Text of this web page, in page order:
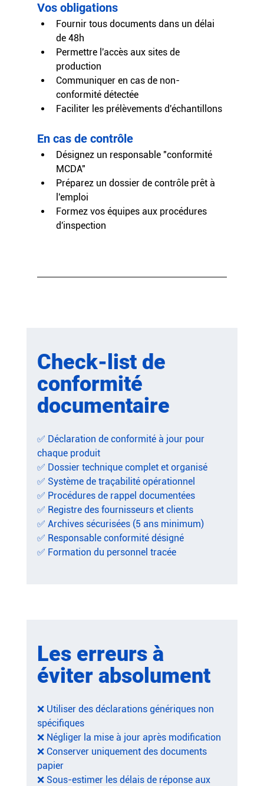
Vos obligations
Fournir tous documents dans un délai
de 48h
Permettre l'accès aux sites de
production
Communiquer en cas de non-
conformité détectée
Faciliter les prélèvements d'échantillons
En cas de contrôle
Désignez un responsable "conformité
MCDA"
Préparez un dossier de contrôle prêt à
l'emploi
Formez vos équipes aux procédures
d'inspection
Check-list de
conformité
documentaire
✅ Déclaration de conformité à jour pour
chaque produit
✅ Dossier technique complet et organisé
✅ Système de traçabilité opérationnel
✅ Procédures de rappel documentées
✅ Registre des fournisseurs et clients
✅ Archives sécurisées (5 ans minimum)
✅ Responsable conformité désigné
✅ Formation du personnel tracée
Les erreurs à
éviter absolument
❌ Utiliser des déclarations génériques non
spécifiques
❌ Négliger la mise à jour après modification
❌ Conserver uniquement des documents
papier
❌ Sous-estimer les délais de réponse aux